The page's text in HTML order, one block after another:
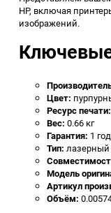
HP, включая
изображений.
Цвет:
Ресурс печати:
Вес: 0.66 кг
Гарантия: 1 год
Тип:
Модель
Артикул
Объём: